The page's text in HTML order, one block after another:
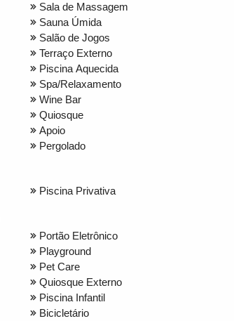
Sala de Massagem
Sauna Úmida
Salão de Jogos
Terraço Externo
Piscina Aquecida
Spa/Relaxamento
Wine Bar
Quiosque
Apoio
Pergolado
Piscina Privativa
Portão Eletrônico
Playground
Pet Care
Quiosque Externo
Piscina Infantil
Bicicletário